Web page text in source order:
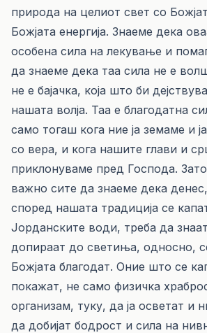
природа на целиот свет со
Божјата енергија. Знаеме дека
особена сила на лекување и
да знаеме дека таа сила не е
не е бајачка, која што би
нашата волја. Таа е благодатна
само тогаш кога ние ја земаме и
со вера, и кога нашите глави и
приклонуваме пред Господа.
важно сите да знаеме дека
според нашата традиција се
Јорданските води, треба да
допираат до светиња, односно,
Божјата благодат. Оние што се
покажат, не само физичка
организам, туку, да ја осветат и
да добијат бодрост и сила на